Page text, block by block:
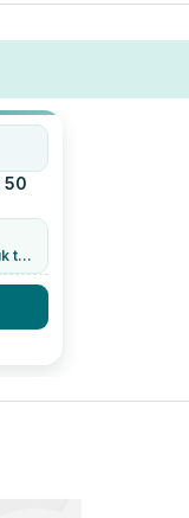
50
Staffelkorting vanaf 3 st. • Ook per stuk te bestellen